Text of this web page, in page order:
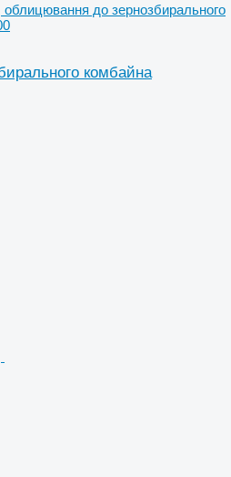
облицювання до зернозбирального
комбайна